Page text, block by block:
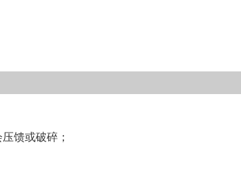
馈或破碎；